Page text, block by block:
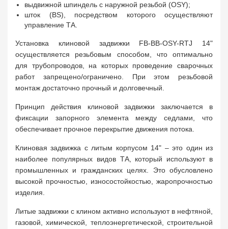
выдвижной шпиндель с наружной резьбой (OSY);
шток (BS), посредством которого осуществляют
управление ТА.
Установка клиновой задвижки FB-BB-OSY-RTJ 14"
осуществляется резьбовым способом, что оптимально
для трубопроводов, на которых проведение сварочных
работ запрещено/ограничено. При этом резьбовой
монтаж достаточно прочный и долговечный.
Принцип действия клиновой задвижки заключается в
фиксации запорного элемента между седлами, что
обеспечивает прочное перекрытие движения потока.
Клиновая задвижка с литым корпусом 14" – это один из
наиболее популярных видов ТА, который используют в
промышленных и гражданских целях. Это обусловлено
высокой прочностью, износостойкостью, жаропрочностью
изделия.
Литые задвижки с клином активно используют в нефтяной,
газовой, химической, теплоэнергетической, строительной